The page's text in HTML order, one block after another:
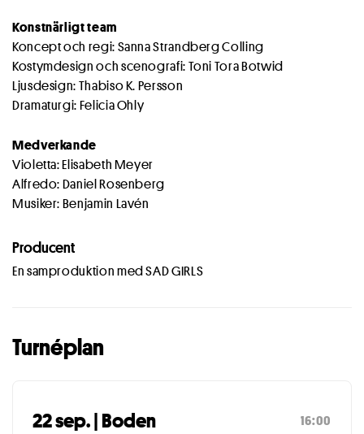
Konstnärligt team
Koncept och regi: Sanna Strandberg Colling
Kostymdesign och scenografi: Toni Tora Botwid
Ljusdesign: Thabiso K. Persson
Dramaturgi: Felicia Ohly
Medverkande
Violetta: Elisabeth Meyer
Alfredo: Daniel Rosenberg
Musiker: Benjamin Lavén
Producent
En samproduktion med SAD GIRLS
Turnéplan
22 sep. | Boden 16:00